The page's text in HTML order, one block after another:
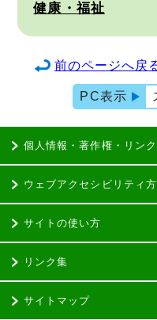
健康・福祉
前のページへ戻
PC表示
個人情報・著作権・リン
ウェブアクセシビリティ
サイトの使い方
リンク集
サイトマップ